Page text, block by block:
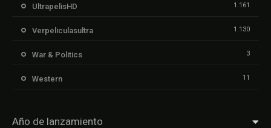
UltrapelisHD 1.161
Verpeliculasultra 1.130
War & Politics 3
Western 11
Año de lanzamiento